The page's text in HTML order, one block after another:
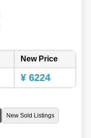
New Price
¥ 6224
New Sold Listings